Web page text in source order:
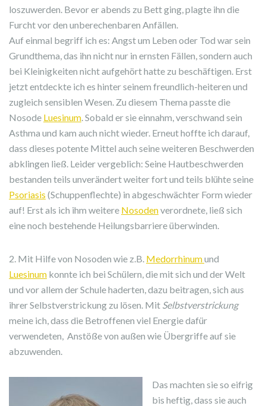
loszuwerden. Bevor er abends zu Bett ging, plagte ihn die
Furcht vor den unberechenbaren Anfällen.
Auf einmal begriff ich es: Angst um Leben oder Tod war sein
Grundthema, das ihn nicht nur in ernsten Fällen, sondern auch
bei Kleinigkeiten nicht aufgehört hatte zu beschäftigen. Erst
jetzt entdeckte ich es hinter seinem freundlich-heiteren und
zugleich sensiblen Wesen. Zu diesem Thema passte die
Nosode Luesinum. Sobald er sie einnahm, verschwand sein
Asthma und kam auch nicht wieder. Erneut hoffte ich darauf,
dass dieses potente Mittel auch seine weiteren Beschwerden
abklingen ließ. Leider vergeblich: Seine Hautbeschwerden
bestanden teils unverändert weiter fort und teils blühte seine
Psoriasis (Schuppenflechte) in abgeschwächter Form wieder
auf! Erst als ich ihm weitere Nosodenverordnete, ließ sich
eine noch bestehende Heilungsbarriere überwinden.
2. Mit Hilfe von Nosoden wie z.B. Medorrhinumund
Luesinum konnte ich bei Schülern, die mit sich und der Welt
und vor allem der Schule haderten, dazu beitragen, sich aus
ihrer Selbstverstrickung zu lösen. Mit Selbstverstrickung
meine ich, dass die Betroffenen viel Energie dafür
verwendeten, Anstöße von außen wie Übergriffe auf sie
abzuwenden.
Das machten sie so eifrig
bis heftig, dass sie auch